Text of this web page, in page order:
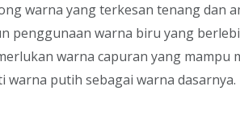
warna yang terkesan tenang dan
penggunaan warna biru yang
warna capuran yang mampu
warna putih sebagai warna dasarnya.